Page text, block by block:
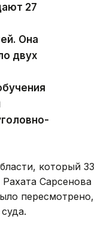
27
Она
двух
который 33
Сарсенова
пересмотрено,